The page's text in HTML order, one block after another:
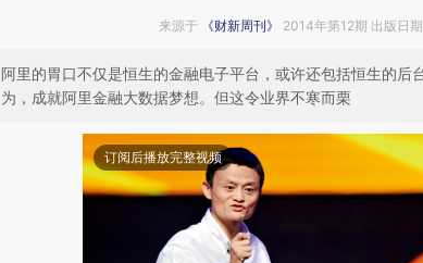
来源于 《财新周刊》 2014年第12期 出版日
阿里的胃口不仅是恒生的金融电子平台，或许还包括恒生的后
为，成就阿里金融大数据梦想。但这令业界不寒而栗
订阅后播放完整视频